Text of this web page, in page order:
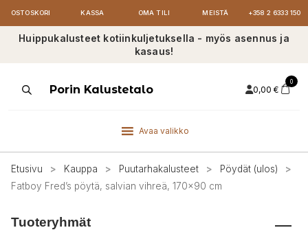
OSTOSKORI KASSA OMA TILI MEISTÄ +358 2 6333 150
Huippukalusteet kotiinkuljetuksella - myös asennus ja
kasaus!
ProductsPorin Kalustetalo 0,00 €
0
Avaa valikko
Etusivu > Kauppa > Puutarhakalusteet > Pöydät (ulos)
>
Fatboy Fred’s pöytä, salvian vihreä, 170×90 cm
Tuoteryhmät